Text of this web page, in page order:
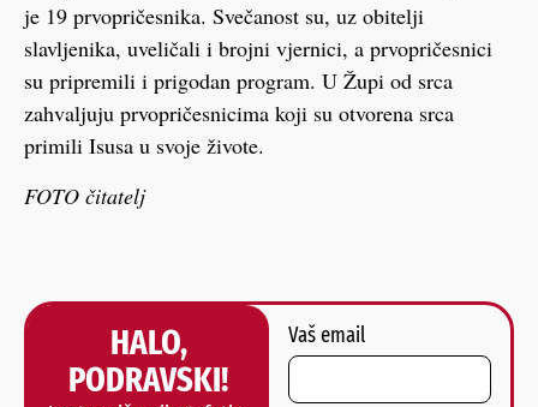
je 19 prvopričesnika. Svečanost su, uz obitelji
slavljenika, uveličali i brojni vjernici, a prvopričesnici
su pripremili i prigodan program. U Župi od srca
zahvaljuju prvopričesnicima koji su otvorena srca
primili Isusa u svoje živote.
FOTO čitatelj
HALO,
PODRAVSKI!
Vaš email